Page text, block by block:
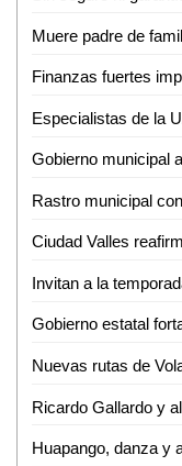
Finanzas fuertes
Ricardo Gallardo y